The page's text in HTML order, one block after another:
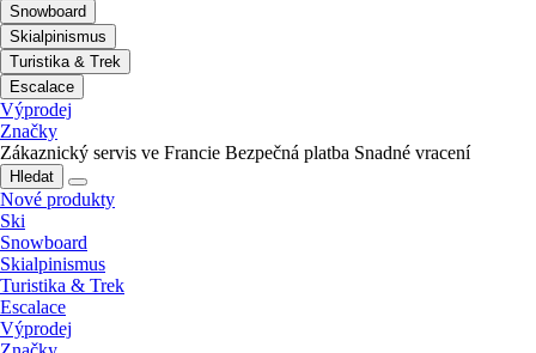
Snowboard
Skialpinismus
Turistika & Trek
Escalace
Výprodej
Značky
Zákaznický servis ve Francie Bezpečná platba Snadné vracení
Hledat
Nové produkty
Ski
Snowboard
Skialpinismus
Turistika & Trek
Escalace
Výprodej